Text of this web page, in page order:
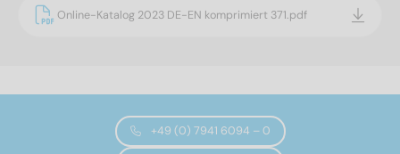
Online-Katalog 2023 DE-EN komprimiert 371.pdf
+49 (0) 7941 6094 – 0